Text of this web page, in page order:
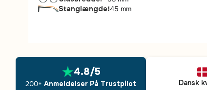
Stanglængde:145 mm
4.8/5
200+ Anmeldelser På Trustpilot Dansk